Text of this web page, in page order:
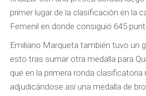
primer lugar de la clasificación en la
Femenil en donde consiguió 645
Emiliano Marqueta también tuvo un
esto tras sumar otra medalla para
que en la primera ronda clasificatoria
adjudicándose así una medalla de